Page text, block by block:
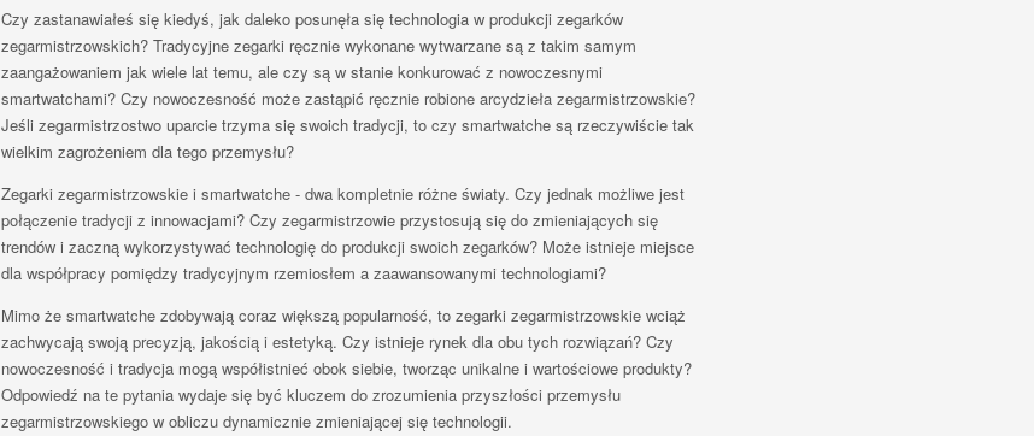
Czy zastanawiałeś się kiedyś, jak daleko posunęła się technologia w produkcji zegarków
zegarmistrzowskich? Tradycyjne zegarki ręcznie wykonane wytwarzane są z takim samym
zaangażowaniem jak wiele lat temu, ale czy są w stanie konkurować z nowoczesnymi
smartwatchami? Czy nowoczesność może zastąpić ręcznie robione arcydzieła zegarmistrzowskie?
Jeśli zegarmistrzostwo uparcie trzyma się swoich tradycji, to czy smartwatche są rzeczywiście tak
wielkim zagrożeniem dla tego przemysłu?
Zegarki zegarmistrzowskie i smartwatche - dwa kompletnie różne światy. Czy jednak możliwe jest
połączenie tradycji z innowacjami? Czy zegarmistrzowie przystosują się do zmieniających się
trendów i zaczną wykorzystywać technologię do produkcji swoich zegarków? Może istnieje miejsce
dla współpracy pomiędzy tradycyjnym rzemiosłem a zaawansowanymi technologiami?
Mimo że smartwatche zdobywają coraz większą popularność, to zegarki zegarmistrzowskie wciąż
zachwycają swoją precyzją, jakością i estetyką. Czy istnieje rynek dla obu tych rozwiązań? Czy
nowoczesność i tradycja mogą współistnieć obok siebie, tworząc unikalne i wartościowe produkty?
Odpowiedź na te pytania wydaje się być kluczem do zrozumienia przyszłości przemysłu
zegarmistrzowskiego w obliczu dynamicznie zmieniającej się technologii.